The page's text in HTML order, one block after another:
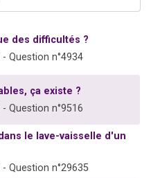
pour étudier en groupe sur Zoom
2 personnes viennent de nous rejoindre sur WhatsApp
des difficultés ?
Question n°4934
ça existe ?
Question n°9516
le lave-vaisselle d'un
Question n°29635